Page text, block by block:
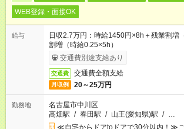
WEB登録・面接OK
給与
日収2.7万円：時給1450円×8h＋残業割増
割増（時給0.25×5h）
交通費別途支給あり
交通費 交通費全額支給
月収例 20～25万円
勤務地
名古屋市中川区
高畑駅 / 春田駅 / 山王(愛知県)駅 / …
≪自宅からドアtoドアで30分以内！≫